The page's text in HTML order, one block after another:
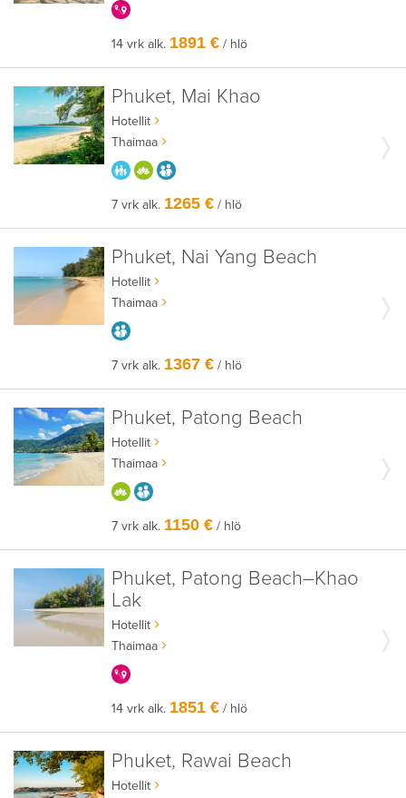
14 vrk alk. 1891 € / hlö
Phuket, Mai Khao
Hotellit
Thaimaa
PARASTA PERHEELLE
HYVÄÄN OLOON
7 vrk alk. 1265 € / hlö
Phuket, Nai Yang Beach
Hotellit
Thaimaa
7 vrk alk. 1367 € / hlö
Phuket, Patong Beach
Hotellit
Thaimaa
HYVÄÄN OLOON
7 vrk alk. 1150 € / hlö
Phuket, Patong Beach–Khao
Lak
Hotellit
Thaimaa
14 vrk alk. 1851 € / hlö
Phuket, Rawai Beach
Hotellit